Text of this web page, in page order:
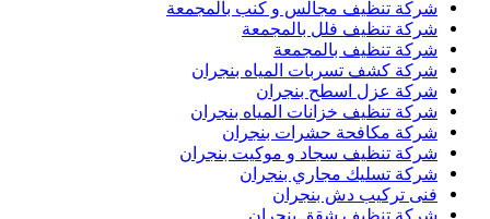
شركة تنظيف مجالس و كنب بالمجمعة
شركة تنظيف فلل بالمجمعة
شركة تنظيف بالمجمعة
شركة كشف تسربات المياه بنجران
شركة عزل اسطح بنجران
شركة تنظيف خزانات المياه بنجران
شركة مكافحة حشرات بنجران
شركة تنظيف سجاد و موكيت بنجران
شركة تسليك مجاري بنجران
فنى تركيب دش بنجران